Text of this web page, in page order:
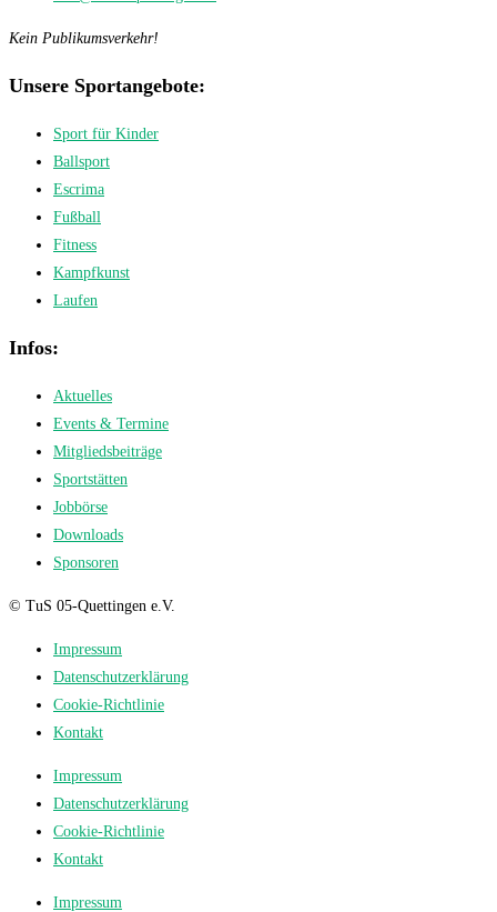
Kein Publikumsverkehr!
Unsere Sportangebote:
Sport für Kinder
Ballsport
Escrima
Fußball
Fitness
Kampfkunst
Laufen
Infos:
Aktuelles
Events & Termine
Mitgliedsbeiträge
Sportstätten
Jobbörse
Downloads
Sponsoren
© TuS 05-Quettingen e.V.
Impressum
Datenschutzerklärung
Cookie-Richtlinie
Kontakt
Impressum
Datenschutzerklärung
Cookie-Richtlinie
Kontakt
Impressum